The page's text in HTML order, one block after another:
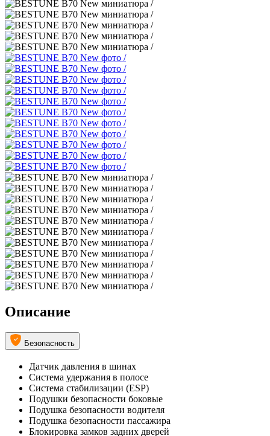
Описание
Безопасность
Датчик давления в шинах
Система удержания в полосе
Система стабилизации (ESP)
Подушки безопасности боковые
Подушка безопасности водителя
Подушка безопасности пассажира
Блокировка замков задних дверей